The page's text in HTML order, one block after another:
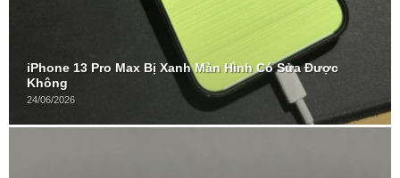
iPhone 13 Pro Max Bị Xanh Màn Hình Có Sửa Được
Không
24/06/2026